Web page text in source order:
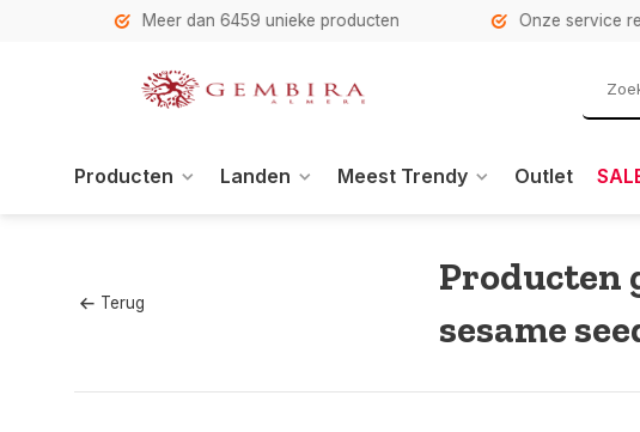
Meer dan 6459 unieke producten Onze service review
Producten Landen Meest Trendy Outlet
Terug
Producten
sesame